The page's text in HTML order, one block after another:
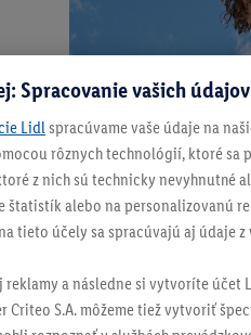
Spracovanie vašich údajov
Lidl spracúvame vaše údaje na
rôznych technológií, ktoré sa
z nich sú technicky nevyhnutné
štatistík alebo na personalizovanú
tieto účely sa spracúvajú aj údaje z
a následne si vytvoríte účet
Criteo S.A. môžeme tiež vytvoriť